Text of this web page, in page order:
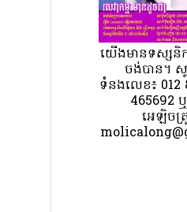
យេីងមានទស្សនិ
ចង់បាន។
ទំនងលេខ៖ 012
465692 ឬ
អេឡិចត្